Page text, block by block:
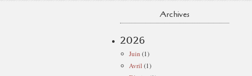
Archives
2026
Juin (1)
Avril (1)